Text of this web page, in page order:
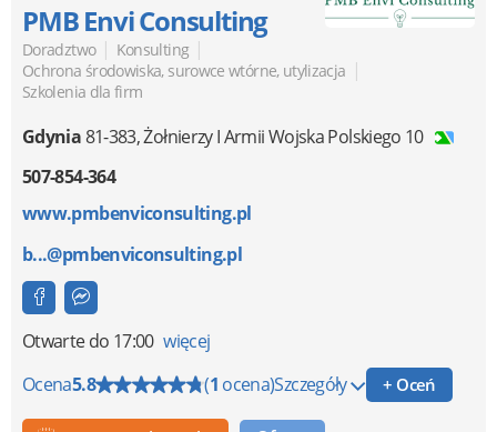
PMB Envi Consulting
Doradztwo | Konsulting |
Ochrona środowiska, surowce wtórne, utylizacja |
Szkolenia dla firm
Gdynia81-383,Żołnierzy I Armii Wojska Polskiego 10
507-854-364
www.pmbenviconsulting.pl
b...@pmbenviconsulting.pl
Otwartedo 17:00 więcej
Ocena5.8 (1 ocena)Szczegóły + Oceń